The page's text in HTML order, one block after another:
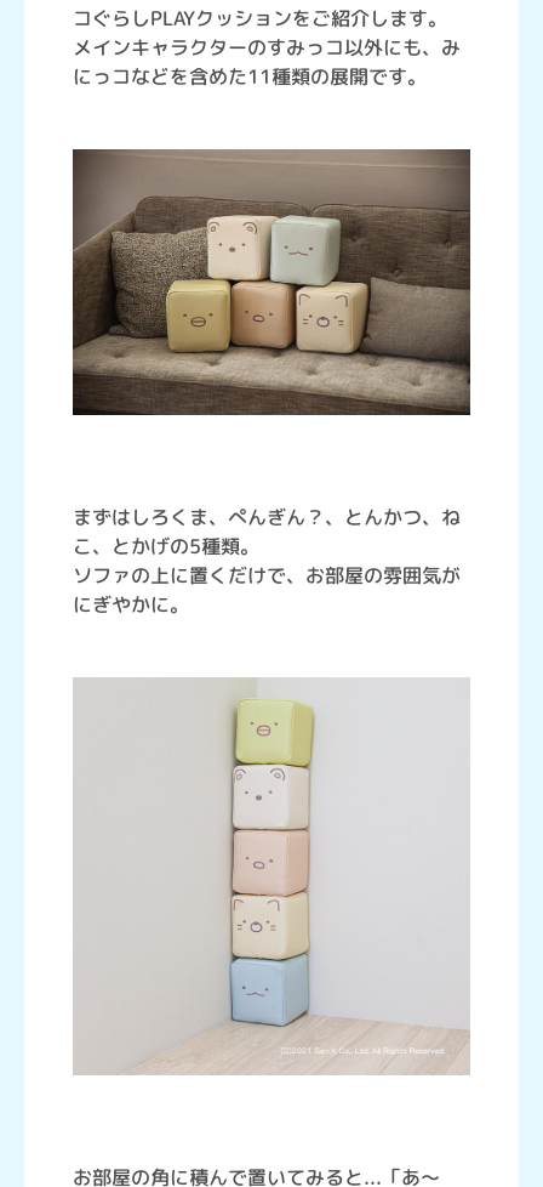
コぐらしPLAYクッションをご紹介します。
メインキャラクターのすみっコ以外にも、み
にっコなどを含めた11種類の展開です。
まずはしろくま、ぺんぎん？、とんかつ、ね
こ、とかげの5種類。
ソファの上に置くだけで、お部屋の雰囲気が
にぎやかに。
お部屋の角に積んで置いてみると...「あ～